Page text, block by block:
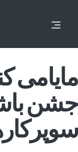
جشن